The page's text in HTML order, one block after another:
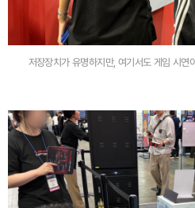
저장장치가 유명하지만, 여기서도 게임 시